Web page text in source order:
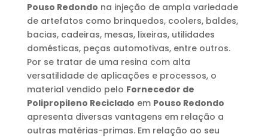
Pouso Redondo na injeção de ampla variedade
de artefatos como brinquedos, coolers, baldes,
bacias, cadeiras, mesas, lixeiras, utilidades
domésticas, peças automotivas, entre outros.
Por se tratar de uma resina com alta
versatilidade de aplicações e processos, o
material vendido pelo Fornecedor de
Polipropileno Reciclado em Pouso Redondo
apresenta diversas vantagens em relação a
outras matérias-primas. Em relação ao seu